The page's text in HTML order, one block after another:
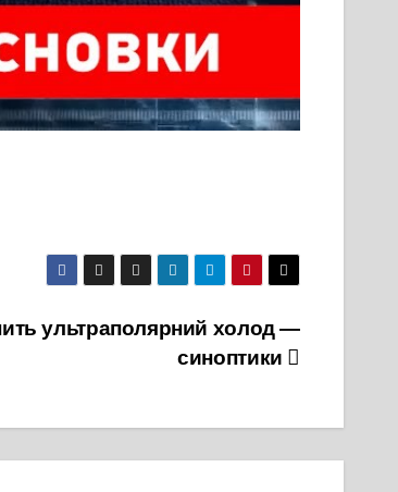
ультраполярний холод —
синоптики